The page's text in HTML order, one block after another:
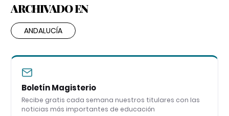
ARCHIVADO EN
ANDALUCÍA
Boletín Magisterio
Recibe gratis cada semana nuestros titulares con las
noticias más importantes de educación